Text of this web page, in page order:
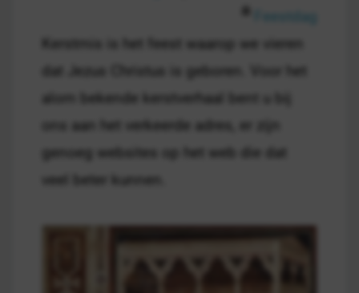
Feestdag
Kerstmis is het feest waarop we vieren
dat Jezus Christus is geboren. Voor het
alom bekende kerstverhaal bent u bij
ons aan het verkeerde adres, er zijn
genoeg websites op het web die dat
veel beter kunnen.